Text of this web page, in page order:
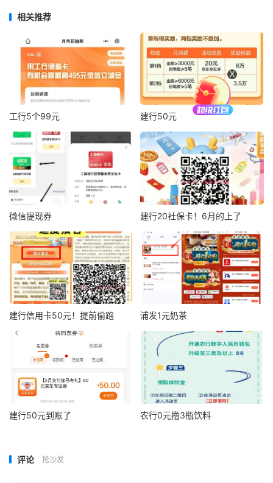
相关推荐
工行5个99元 建行50元
微信提现券 建行20社保卡！6月的上了
建行信用卡50元！提前偷跑 浦发1元奶茶
建行50元到账了 农行0元撸3瓶饮料
评论 抢沙发
X